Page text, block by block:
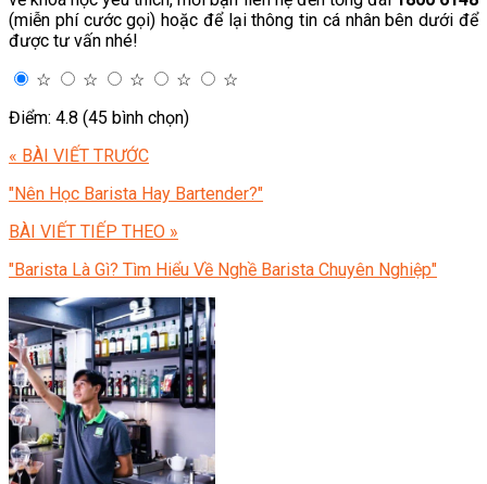
(miễn phí cước gọi) hoặc để lại thông tin cá nhân bên dưới để
được tư vấn nhé!
☆
☆ ☆ ☆
☆
Điểm: 4.8 (45 bình chọn)
« BÀI VIẾT TRƯỚC
"Nên Học Barista Hay Bartender?"
BÀI VIẾT TIẾP THEO »
"Barista Là Gì? Tìm Hiểu Về Nghề Barista Chuyên Nghiệp"